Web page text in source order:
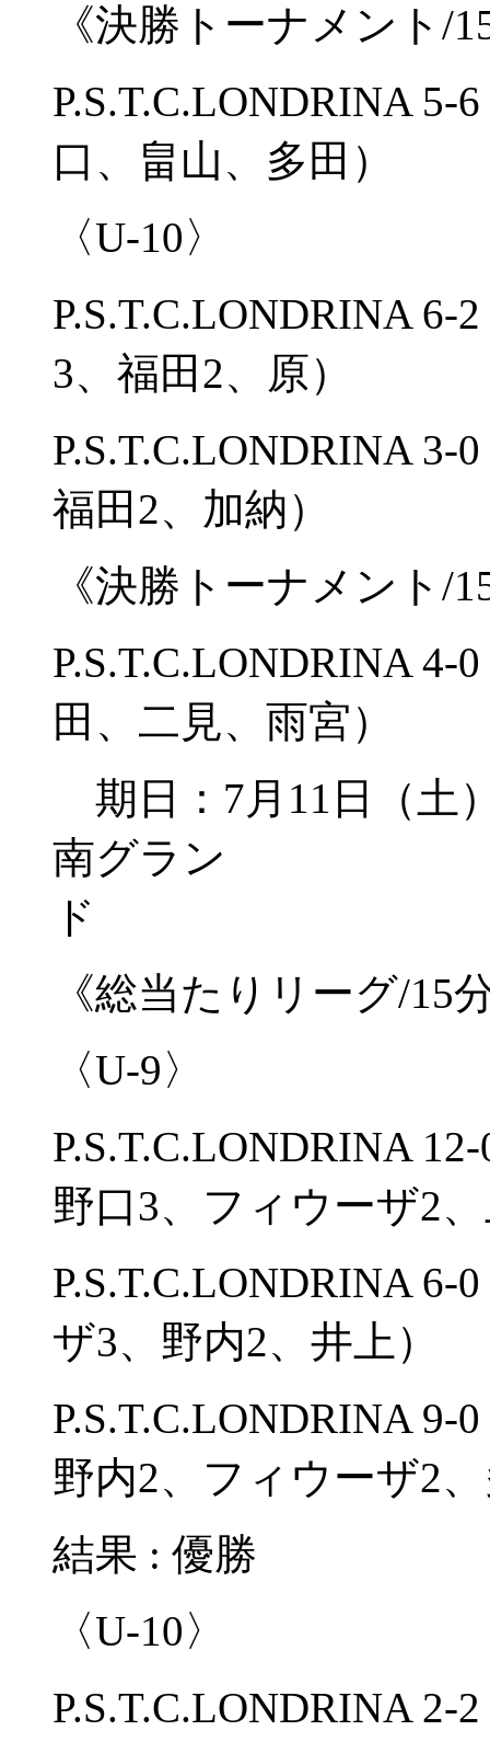
《決勝トーナメント/
P.S.T.C.LONDRINA 5-
口、畠山、多田）
〈U-10〉
P.S.T.C.LONDRINA
3、福田2、原）
P.S.T.C.LONDRINA
福田2、加納）
《決勝トーナメント/
P.S.T.C.LONDRINA
田、二見、雨宮）
期日：7月11日
南グラン
《総当たりリーグ/15
〈U-9〉
P.S.T.C.LONDRINA
野口3、フィウーザ2
P.S.T.C.LONDRINA
ザ3、野内2、井上）
P.S.T.C.LONDRINA
野内2、フィウーザ2
結果 : 優勝
〈U-10〉
P.S.T.C.LONDRINA